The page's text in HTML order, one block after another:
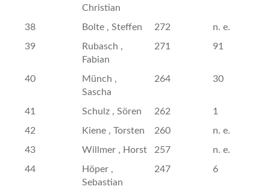
Christian
38 Bolte , Steffen 272
n. e.
39
Rubasch ,
Fabian
271 91
40
Münch ,
Sascha
264 30
41 Schulz , Sören 262
1
42
Kiene , Torsten 260
n. e.
43
Willmer , Horst 257
n. e.
44
Höper ,
Sebastian
247 6